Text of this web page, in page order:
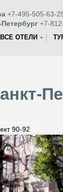
+7-495-505-63-
Петербург +7-
ВСЕ ОТЕЛИ
90-92